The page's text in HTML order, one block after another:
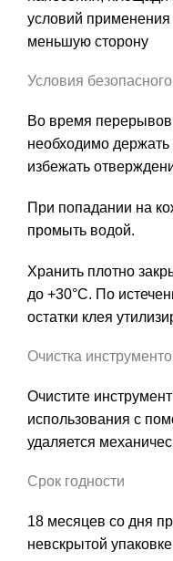
условий применения
меньшую сторону
Условия
Во время
необходимо
избежать
При попадании на
промыть водой.
Хранить плотно
до +30°C. По
остатки клея
Очистка
Очистите
использования с
удаляется
Срок годности
18 месяцев со дня
невскрытой упаковке